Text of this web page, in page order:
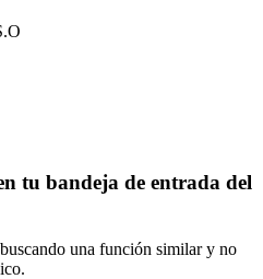
tu bandeja de entrada del
una función similar y no